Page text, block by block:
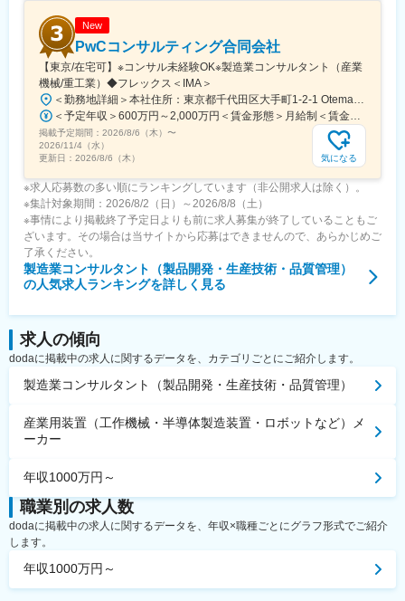
New
PwCコンサルティング合同会社
【東京/在宅可】※コンサル未経験OK※製造業コンサルタント（産業
機械/重工業）◆フレックス＜IMA＞
＜勤務地詳細＞本社住所：東京都千代田区大手町1-2-1 OtemachiOneタワー勤務地最寄駅：大手町駅受動喫煙対策：屋内全面禁煙変更の範囲：会社の定める事業所（リモートワーク含む）
＜予定年収＞600万円～2,000万円＜賃金形態＞月給制＜賃金内訳＞月額（基本給）：400,940円～1,464,170円その他固定手当/月：107,400円～202,500円＜月給＞508,340円～1,666,670円＜昇給有無＞有＜残業手当＞有＜給与補足＞※想定年収は業績賞与を含んだ金額です※給与は経験･能力を考慮の上、当社規定により決定します■昇給・昇格：年2回■業績賞与：年1回(業績･貢献度に応じて支給)賃金はあくまでも目安の金額であり、選考を通じて上下する可能性があります。月給(月額)は固定手当を含めた表記です。
掲載予定期間： 2026/8/6（木） 〜
2026/11/4（水）
更新日： 2026/8/6（木） 気になる
※求人応募数の多い順にランキングしています（非公開求人は除く）。
※集計対象期間：2026/8/2（日）～2026/8/8（土）
※事情により掲載終了予定日よりも前に求人募集が終了していることもご
ざいます。その場合は当サイトから応募はできませんので、あらかじめご
了承ください。
製造業コンサルタント（製品開発・生産技術・品質管理）
の人気求人ランキングを詳しく見る
求人の傾向
dodaに掲載中の求人に関するデータを、カテゴリごとにご紹介します。
製造業コンサルタント（製品開発・生産技術・品質管理）
産業用装置（工作機械・半導体製造装置・ロボットなど）メ
ーカー
年収1000万円～
職業別の求人数
dodaに掲載中の求人に関するデータを、年収×職種ごとにグラフ形式でご紹介
します。
年収1000万円～